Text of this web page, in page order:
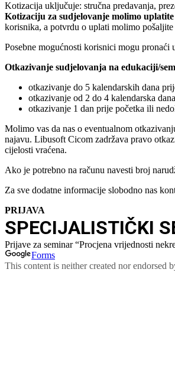
Kotizacija uključuje: stručna predavanja,
Kotizaciju za sudjelovanje molimo
korisnika, a potvrdu o uplati molimo
Posebne mogućnosti korisnici mogu
Otkazivanje sudjelovanja na edukaciji/
otkazivanje do 5 kalendarskih dana
otkazivanje od 2 do 4 kalendarska
otkazivanje 1 dan prije početka ili
Molimo vas da nas o eventualnom
najavu. Libusoft Cicom zadržava pravo
cijelosti vraćena.
Ako je potrebno na računu navesti broj
Za sve dodatne informacije slobodno nas
PRIJAVA